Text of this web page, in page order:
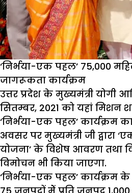
‘निर्भया-एक पहल’ 75,000
जागरूकता कार्यक्रम
उत्तर प्रदेश के मुख्यमंत्री योगी
सितम्बर, 2021 को यहां मिशन
‘निर्भया-एक पहल’ कार्यक्रम
अवसर पर मुख्यमंत्री जी द्वारा
योजना’ के विशेष आवरण तथा
विमोचन भी किया जाएगा.
‘निर्भया-एक पहल’ कार्यक्रम